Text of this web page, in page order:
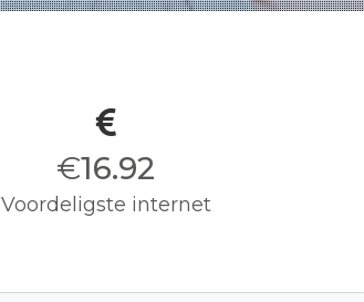
€17.00
Voordeligste internet